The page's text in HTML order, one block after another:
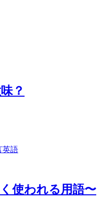
？
英語
使われる用語〜